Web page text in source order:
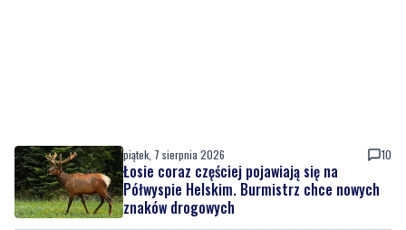
piątek, 7 sierpnia 2026 10
Łosie coraz częściej pojawiają się na
Półwyspie Helskim. Burmistrz chce nowych
znaków drogowych